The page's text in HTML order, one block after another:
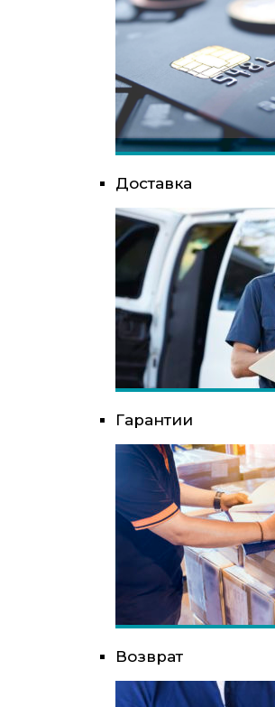
Доставка
Гарантии
Возврат